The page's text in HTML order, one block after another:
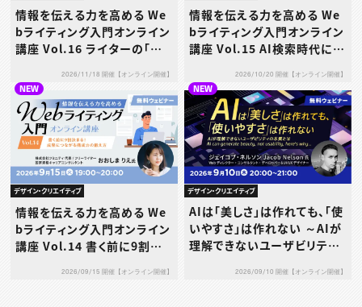
情報を伝える力を高める We
bライティング入門オンライン
講座 Vol.16 ライターの「値
え方
2026/11/18 開催【オンライン開催】
情報を伝える力を高める We
bライティング入門オンライン
講座 Vol.15 AI検索時代に
2026/10/20 開催【オンライン開催】
NEW
デザイン・クリエイティブ
情報を伝える力を高める We
bライティング入門オンライン
講座 Vol.14 書く前に9割決
の鍛え方2026/09/15 開催【オンライン開催】
NEW
デザイン・クリエイティブ
AIは「美しさ」は作れても、「使
いやすさ」は作れない ～AIが
理解できないユーザビリティ
2026/09/10 開催【オンライン開催】